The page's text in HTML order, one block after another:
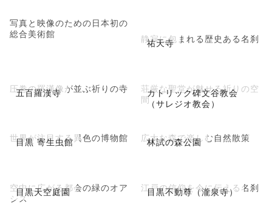
写真と映像のための日本初の
総合美術館
祐天寺
静寂に包まれる歴史ある名刹
五百羅漢寺
圧巻の羅漢像が並ぶ祈りの寺
カトリック碑文谷教会
（サレジオ教会）
荘厳な聖堂が魅せる祈りの空
間
目黒 寄生虫館
世界が注目する異色の博物館 林試の森公園
広大な森で楽しむ自然散策
目黒天空庭園
空中に広がる都会の緑のオア
シス
目黒不動尊（瀧泉寺）
江戸の信仰を今に伝える名刹